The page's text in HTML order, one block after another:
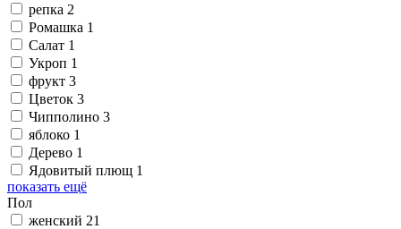
репка 2
Ромашка 1
Салат 1
Укроп 1
фрукт 3
Цветок 3
Чипполино 3
яблоко 1
Дерево 1
Ядовитый плющ 1
показать ещё
Пол
женский 21